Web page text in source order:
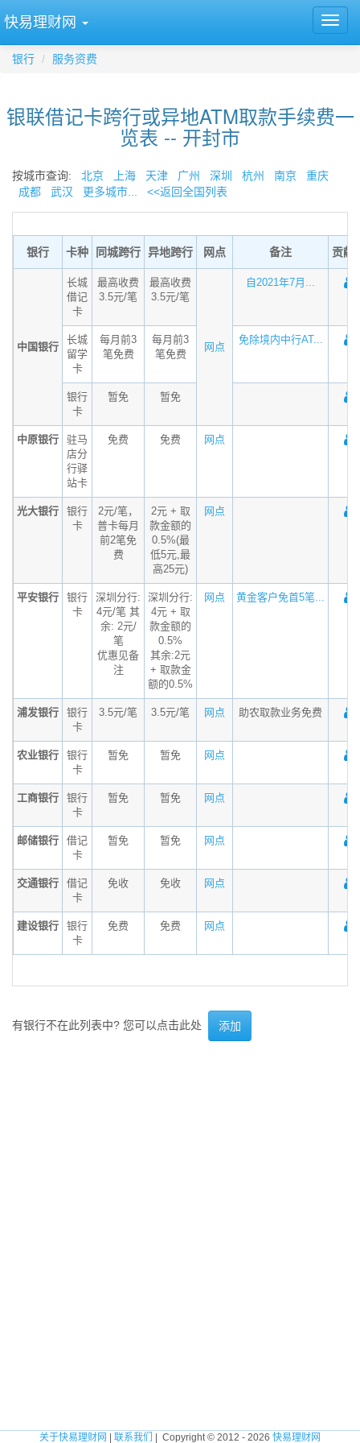
快易理财网
银行 服务资费
银联借记卡跨行或异地ATM取款手续费一
览表 -- 开封市
按城市查询: 北京 上海 天津 广州 深圳 杭州 南京
重庆
成都
武汉 更多城市... <<返回全国列表
银行 卡种 同城跨行 异地跨行 网点 备注 贡献
中国银行
长城
借记
卡
最高收费
3.5元/笔
最高收费
3.5元/笔
网点
自2021年7月...
长城
留学
卡
每月前3
笔免费
每月前3
笔免费
免除境内中行AT...
银行
卡
暂免 暂免
中原银行
驻马
店分
行驿
站卡
免费 免费 网点
光大银行
银行
卡
2元/笔，
普卡每月
前2笔免
费
2元 + 取
款金额的
0.5%(最
低5元,最
高25元)
网点
平安银行
银行
卡
深圳分行:
4元/笔 其
余: 2元/
笔
优惠见备
注
深圳分行:
4元 + 取
款金额的
0.5%
其余:2元
+ 取款金
额的0.5%
网点 黄金客户免首5笔...
浦发银行
银行
卡
3.5元/笔 3.5元/笔 网点 助农取款业务免费
农业银行
银行
卡
暂免 暂免 网点
工商银行
银行
卡
暂免 暂免 网点
邮储银行
借记
卡
暂免 暂免 网点
交通银行
借记
卡
免收 免收 网点
建设银行
银行
卡
免费 免费 网点
有银行不在此列表中? 您可以点击此处 添加
关于快易理财网 联系我们 | Copyright © 2012 - 2026 快易理财网